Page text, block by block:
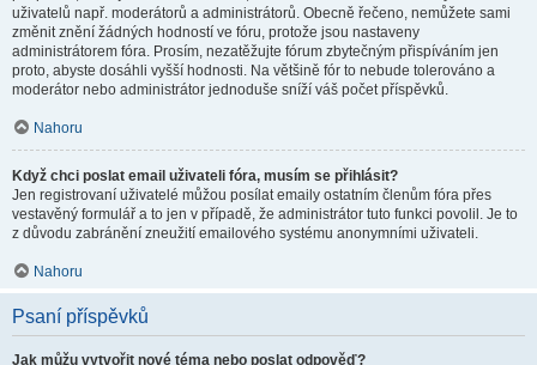
uživatelů např. moderátorů a administrátorů. Obecně řečeno, nemůžete sami
změnit znění žádných hodností ve fóru, protože jsou nastaveny
administrátorem fóra. Prosím, nezatěžujte fórum zbytečným přispíváním jen
proto, abyste dosáhli vyšší hodnosti. Na většině fór to nebude tolerováno a
moderátor nebo administrátor jednoduše sníží váš počet příspěvků.
Nahoru
Když chci poslat email uživateli fóra, musím se přihlásit?
Jen registrovaní uživatelé můžou posílat emaily ostatním členům fóra přes
vestavěný formulář a to jen v případě, že administrátor tuto funkci povolil. Je to
z důvodu zabránění zneužití emailového systému anonymními uživateli.
Nahoru
Psaní příspěvků
Jak můžu vytvořit nové téma nebo poslat odpověď?